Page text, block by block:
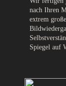
nach Ihren
extrem
Spiegel auf